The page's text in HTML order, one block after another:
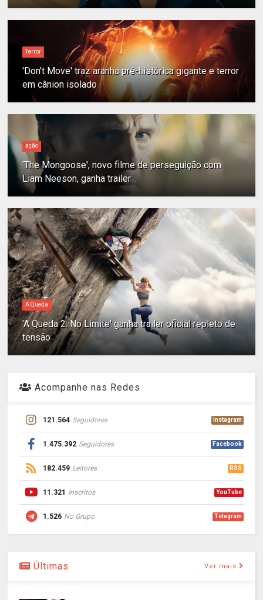
Terror
'Don't Move' traz aranha pré-histórica gigante e terror
em cânion isolado
ação
'The Mongoose', novo filme de perseguição com
Liam Neeson, ganha trailer
A Queda
'A Queda 2: No Limite' ganha trailer oficial repleto de
tensão
Acompanhe nas Redes
121.564 Seguidores Instagram
1.475.392 Seguidores Facebook
182.459 Leitores RSS
11.321 Inscritos YouTube
1.526 No Grupo Telegram
Últimas Ver mais